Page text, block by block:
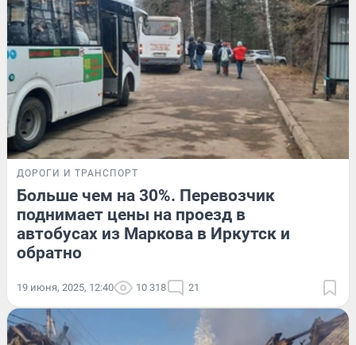
ДОРОГИ И ТРАНСПОРТ
Больше чем на 30%. Перевозчик
поднимает цены на проезд в
автобусах из Маркова в Иркутск и
обратно
19 июня, 2025, 12:40 10 318 21